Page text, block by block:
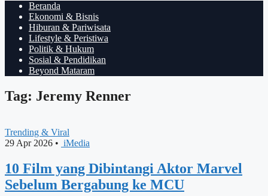
Beranda
Ekonomi & Bisnis
Hiburan & Pariwisata
Lifestyle & Peristiwa
Politik & Hukum
Sosial & Pendidikan
Beyond Mataram
Tag: Jeremy Renner
Trending & Viral
29 Apr 2026 • iMedia
10 Film yang Dibintangi Aktor Marvel
Sebelum Bergabung ke MCU